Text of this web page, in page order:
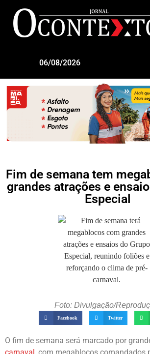
06/08/2026
Fim de semana tem
grandes atrações e
Especial
Foto: Divulgação/
Facebook Twitter
O fim de semana será marcado por